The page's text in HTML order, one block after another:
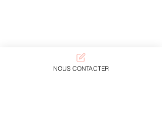
NOUS CONTACTER